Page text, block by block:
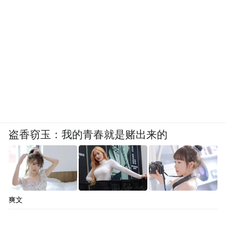
盗香窃玉：我的青春就是赌出来的
爽文